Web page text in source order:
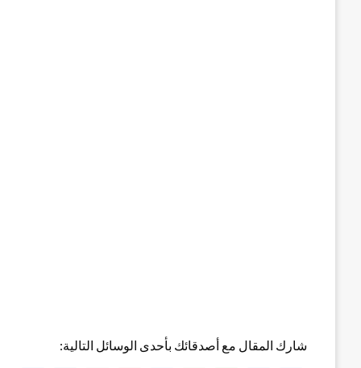
شارك المقال مع أصدقائك بأحدى الوسائل التالية: